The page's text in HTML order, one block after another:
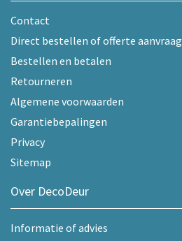
Contact
Direct bestellen of offerte aanvraag
Bestellen en betalen
Retourneren
Algemene voorwaarden
Garantiebepalingen
Privacy
Sitemap
Over DecoDeur
Informatie of advies